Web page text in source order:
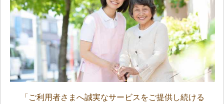
「ご利用者さまへ誠実なサービスをご提供し続ける